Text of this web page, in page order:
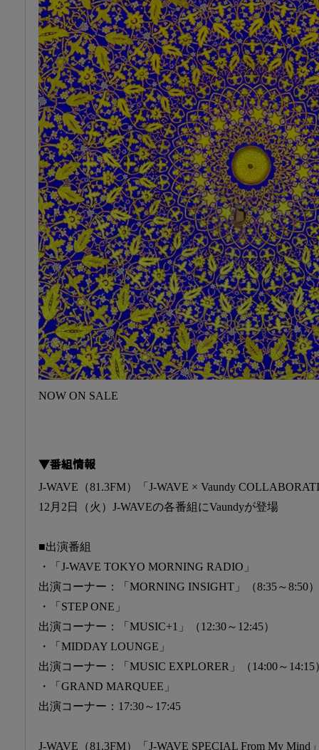
NOW ON SALE
▼番組情報
J-WAVE（81.3FM）「J-WAVE × Vaundy
12月2日（火）J-WAVEの各番組にVaundyが登場
■出演番組
・「J-WAVE TOKYO MORNING RADIO」
出演コーナー：「MORNING INSIGHT」（8:35～8:50）
・「STEP ONE」
出演コーナー：「MUSIC+1」（12:30～12:45）
・「MIDDAY LOUNGE」
出演コーナー：「MUSIC EXPLORER」（14:00～14:15
・「GRAND MARQUEE」
出演コーナー：17:30～17:45
J-WAVE（81.3FM）「J-WAVE SPECIAL From My Mind